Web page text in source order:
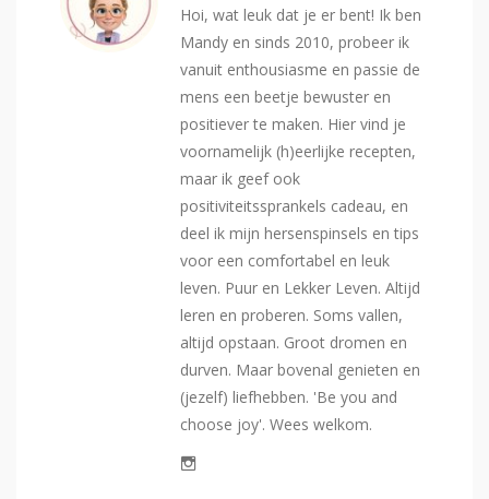
Hoi, wat leuk dat je er bent! Ik ben
Mandy en sinds 2010, probeer ik
vanuit enthousiasme en passie de
mens een beetje bewuster en
positiever te maken. Hier vind je
voornamelijk (h)eerlijke recepten,
maar ik geef ook
positiviteitssprankels cadeau, en
deel ik mijn hersenspinsels en tips
voor een comfortabel en leuk
leven. Puur en Lekker Leven. Altijd
leren en proberen. Soms vallen,
altijd opstaan. Groot dromen en
durven. Maar bovenal genieten en
(jezelf) liefhebben. 'Be you and
choose joy'. Wees welkom.